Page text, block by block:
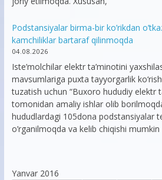
Podstansiyalar birma-bir ko’rikdan
kamchiliklar bartaraf qilinmoqda
04.08.2026
Iste’molchilar elektr ta’minotini
mavsumlariga puxta tayyorgarlik
tuzatish uchun “Buxoro hududiy elektr
tomonidan amaliy ishlar olib
hududlardagi 105dona podstansiyalar
o’rganilmoqda va kelib chiqishi mumkin
Yanvar 2016